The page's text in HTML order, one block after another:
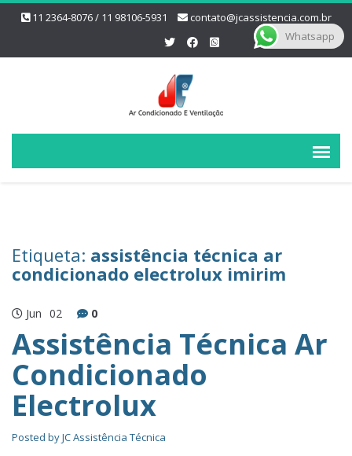
11 2364-8076 / 11 98106-5931 contato@jcassistencia.com.br
Etiqueta: assistência técnica ar
condicionado electrolux imirim
Jun 02 0
Assistência Técnica Ar
Condicionado
Electrolux
Posted byJC Assistência Técnica
Whatsapp